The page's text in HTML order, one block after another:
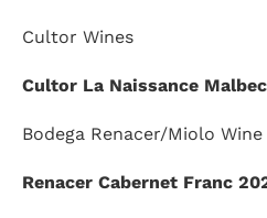
Cultor Wines
Cultor La Naissance
Bodega Renacer/Miolo
Renacer Cabernet Franc